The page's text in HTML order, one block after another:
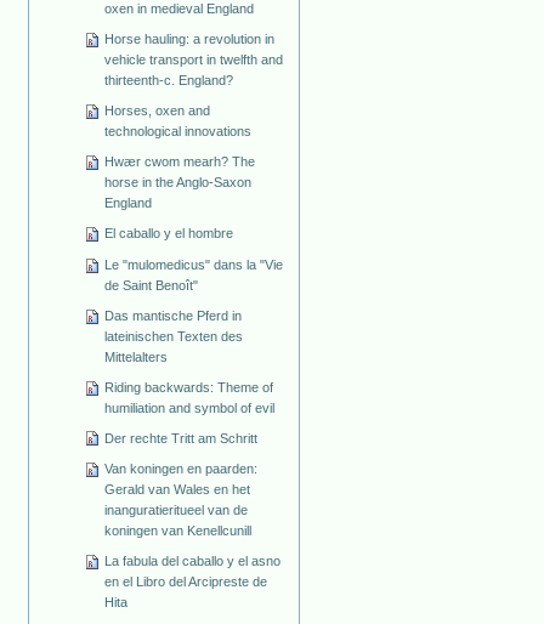
oxen in medieval England
Horse hauling: a revolution in
vehicle transport in twelfth and
thirteenth-c. England?
Horses, oxen and
technological innovations
Hwær cwom mearh? The
horse in the Anglo-Saxon
England
El caballo y el hombre
Le "mulomedicus" dans la "Vie
de Saint Benoît"
Das mantische Pferd in
lateinischen Texten des
Mittelalters
Riding backwards: Theme of
humiliation and symbol of evil
Der rechte Tritt am Schritt
Van koningen en paarden:
Gerald van Wales en het
inanguratieritueel van de
koningen van Kenellcunill
La fabula del caballo y el asno
en el Libro del Arcipreste de
Hita